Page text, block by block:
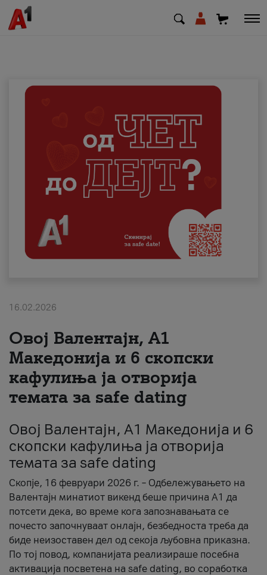
Деловни
Поддршка
Надополни кредит
Плати сметка
#ПодобарОнлајн
16.02.2026
Овој Валентајн, A1
Македонија и 6 скопски
кафулиња ја отворија
темата за safe dating
Овој Валентајн, A1 Македонија и 6
скопски кафулиња ја отворија
темата за safe dating
Скопје, 16 февруари 2026 г. – Одбележувањето на
Валентајн минатиот викенд беше причина А1 да
потсети дека, во време кога запознавањата се
почесто започнуваат онлајн, безбедноста треба да
биде неизоставен дел од секоја љубовна приказна.
По тој повод, компанијата реализираше посебна
активација посветена на safe dating, во соработка